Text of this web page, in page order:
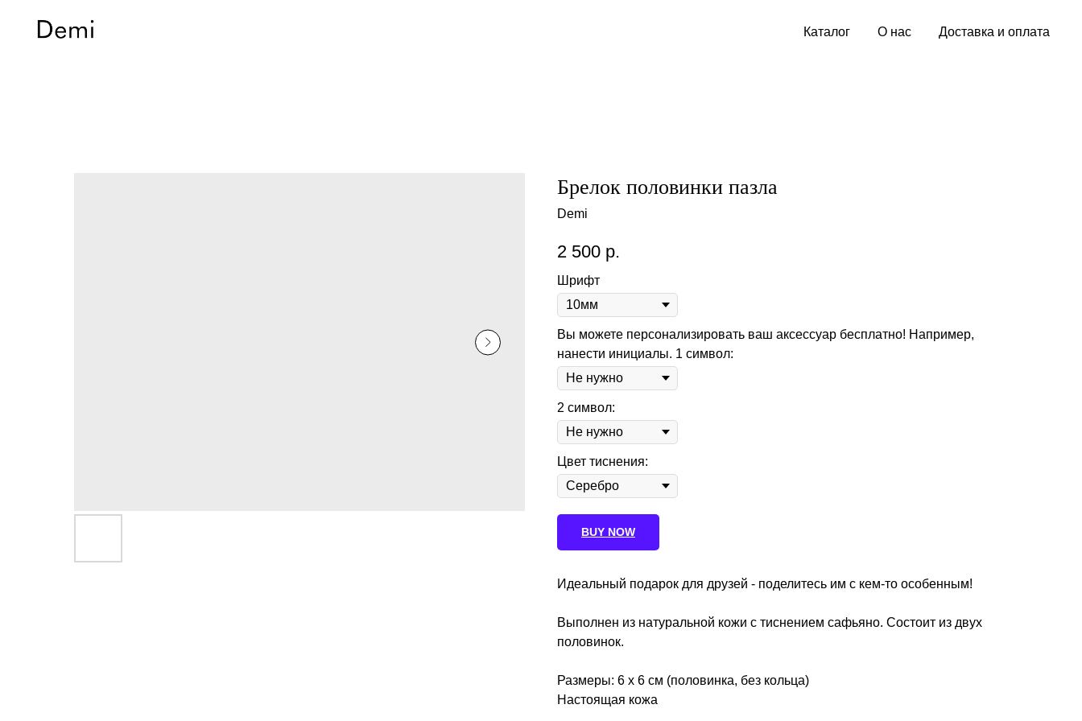
Каталог О нас Доставка и оплата
Брелок половинки пазла
Demi
2 500 р.
Шрифт
Вы можете персонализировать ваш аксессуар бесплатно! Например,
нанести инициалы. 1 символ:
2 символ:
Цвет тиснения:
BUY NOW
Идеальный подарок для друзей - поделитесь им с кем-то особенным!
Выполнен из натуральной кожи с тиснением сафьяно. Состоит из двух
половинок.
Размеры: 6 x 6 см (половинка, без кольца)
Настоящая кожа